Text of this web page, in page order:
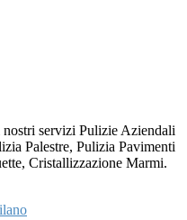
servizi Pulizie Aziendali
Palestre, Pulizia Pavimenti
Cristallizzazione Marmi.